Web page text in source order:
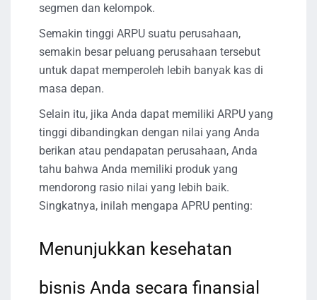
segmen dan kelompok.
Semakin tinggi ARPU suatu perusahaan,
semakin besar peluang perusahaan tersebut
untuk dapat memperoleh lebih banyak kas di
masa depan.
Selain itu, jika Anda dapat memiliki ARPU yang
tinggi dibandingkan dengan nilai yang Anda
berikan atau pendapatan perusahaan, Anda
tahu bahwa Anda memiliki produk yang
mendorong rasio nilai yang lebih baik.
Singkatnya, inilah mengapa APRU penting:
Menunjukkan kesehatan
bisnis Anda secara finansial